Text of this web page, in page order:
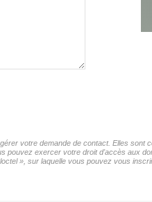
votre demande de contact. Elles
exercer votre droit d'accès aux
», sur laquelle vous pouvez vous